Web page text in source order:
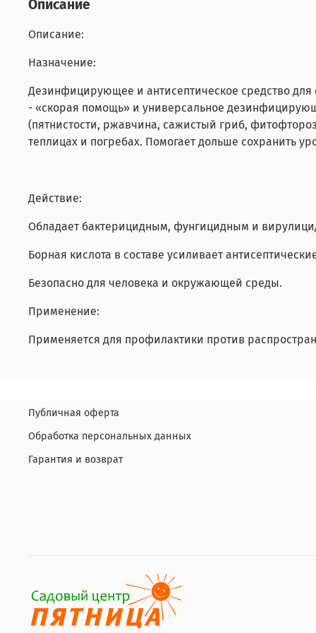
Описание
Описание:
Назначение:
Дезинфицирующее и антисептическое средство
- «скорая помощь» и универсальное
(пятнистости, ржавчина, сажистый гриб,
теплицах и погребах. Помогает дольше сохранить
Действие:
Обладает бактерицидным, фунгицидным и
Борная кислота в составе усиливает
Безопасно для человека и окружающей среды.
Применение:
Применяется для профилактики против
Публичная оферта
Обработка персональных данных
Гарантия и возврат